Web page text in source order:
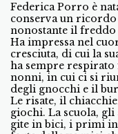
Federica Porro è
conserva un
nonostante il
Ha impressa nel
cresciuta, di cui la
ha sempre respirato
nonni, in cui ci si
degli gnocchi e il
Le risate, il
giochi. La scuola,
gite in bici, i primi